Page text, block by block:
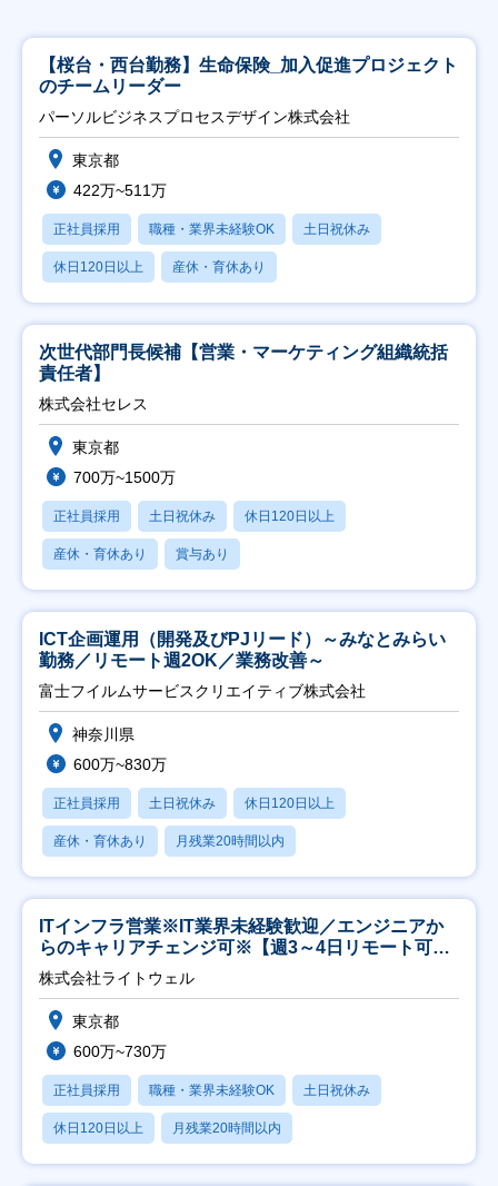
【桜台・西台勤務】生命保険_加入促進プロジェクト
のチームリーダー
パーソルビジネスプロセスデザイン株式会社
東京都
422万~511万
正社員採用 職種・業界未経験OK 土日祝休み
休日120日以上 産休・育休あり
次世代部門長候補【営業・マーケティング組織統括
責任者】
株式会社セレス
東京都
700万~1500万
正社員採用 土日祝休み 休日120日以上
産休・育休あり 賞与あり
ICT企画運用（開発及びPJリード）～みなとみらい
勤務／リモート週2OK／業務改善～
富士フイルムサービスクリエイティブ株式会社
神奈川県
600万~830万
正社員採用 土日祝休み 休日120日以上
産休・育休あり 月残業20時間以内
ITインフラ営業※IT業界未経験歓迎／エンジニアか
らのキャリアチェンジ可※【週3～4日リモート可
能】
株式会社ライトウェル
東京都
600万~730万
正社員採用 職種・業界未経験OK 土日祝休み
休日120日以上 月残業20時間以内